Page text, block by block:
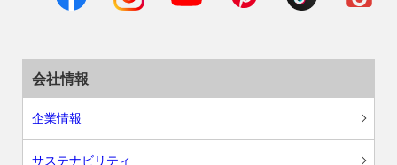
会社情報
企業情報
サステナビリティ